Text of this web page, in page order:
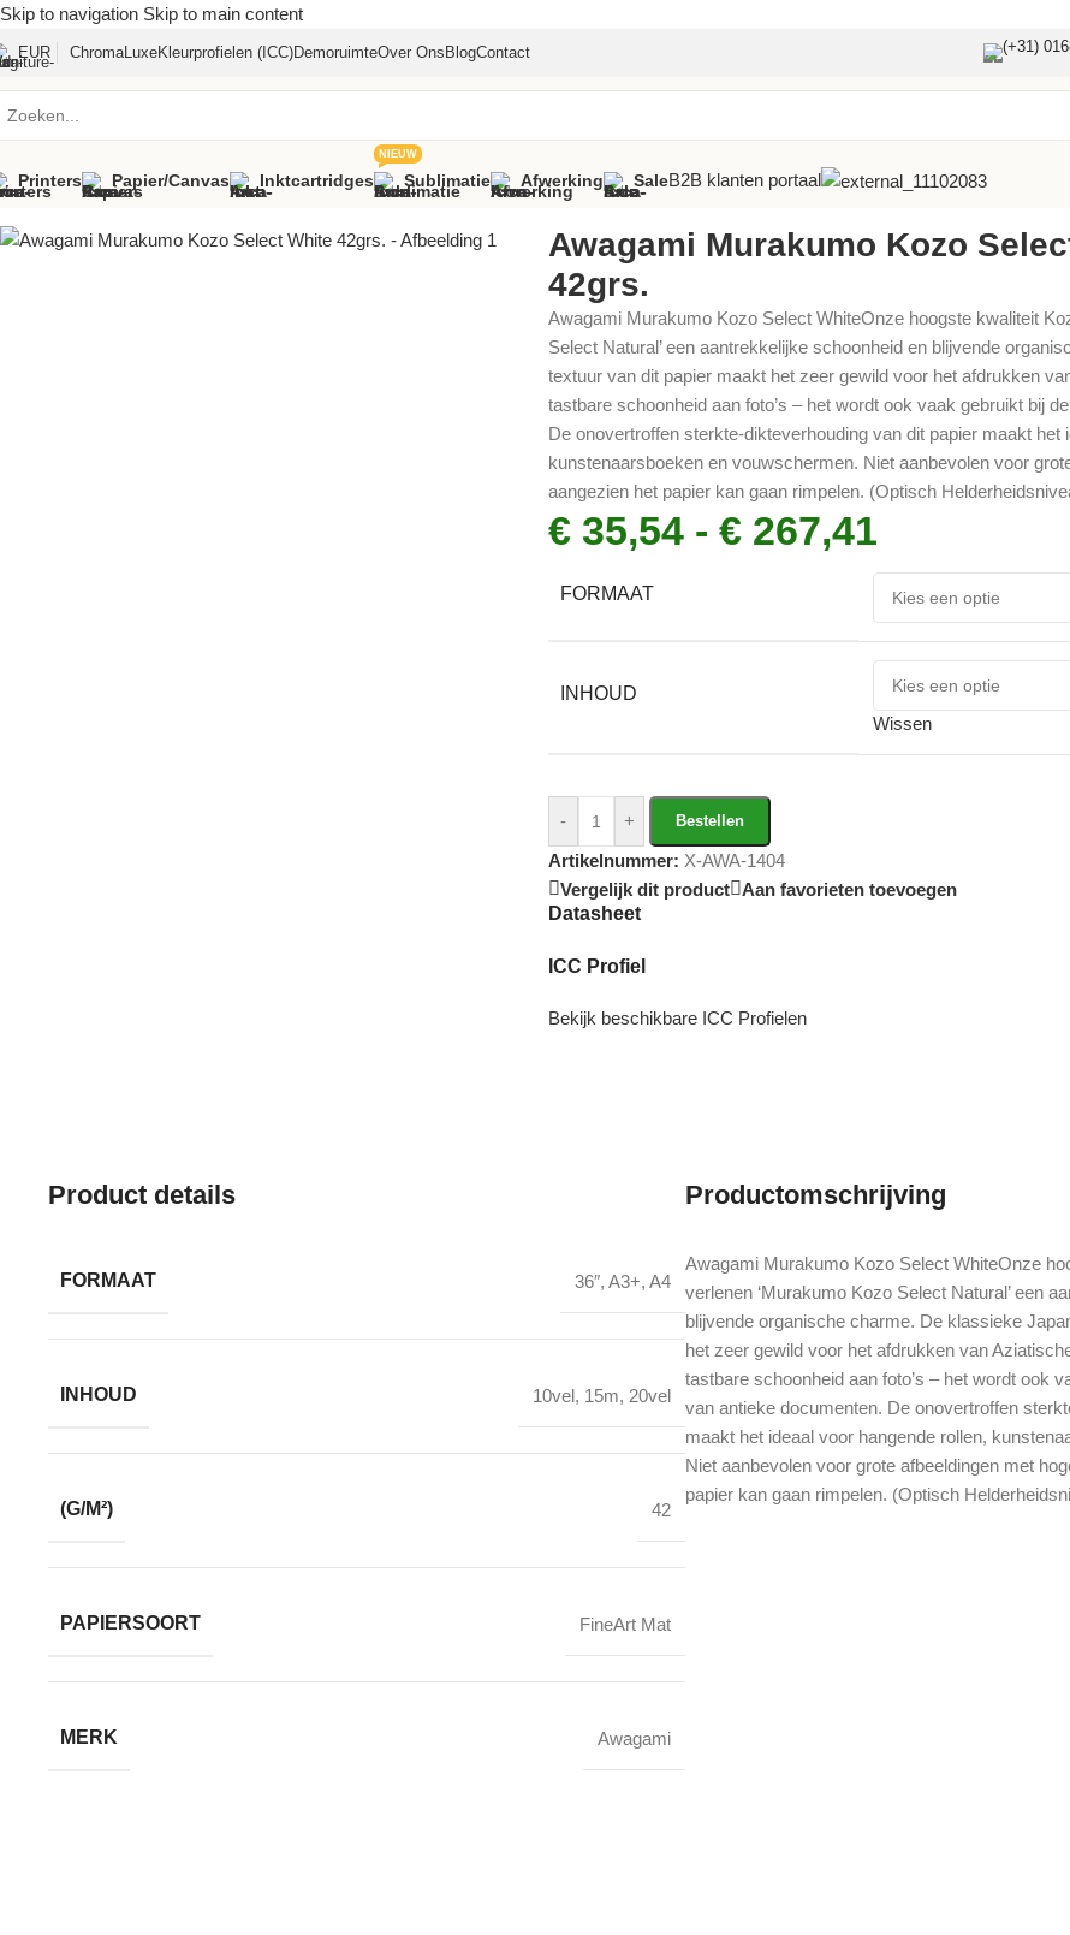
Skip to navigation Skip to main content
EUR ChromaLuxeKleurprofielen (ICC)DemoruimteOver Ons BlogContact (+31)
Printers Papier/canvas Inktcartridges Sublimatie
NIEUW
Afwerking SaleB2B klanten portaal
Home» Assortiment Awagami Murakumo Kozo Select White 42grs.
Awagami Murakumo Kozo
42grs.
Awagami Murakumo Kozo Select WhiteOnze hoogste kwaliteit
Select Natural’ een aantrekkelijke schoonheid en blijvende
textuur van dit papier maakt het zeer gewild voor het afdrukken
tastbare schoonheid aan foto’s – het wordt ook vaak gebruikt bij
De onovertroffen sterkte-dikteverhouding van dit papier maakt het
kunstenaarsboeken en vouwschermen. Niet aanbevolen voor
aangezien het papier kan gaan rimpelen. (Optisch
€ 35,54 - € 267,41
FORMAAT
INHOUD
Wissen
- + Bestellen
Artikelnummer: X-AWA-1404
Vergelijk dit product Aan favorieten toevoegen
Datasheet
ICC Profiel
Bekijk beschikbare ICC Profielen
Product details
FORMAAT 36″, A3+, A4
INHOUD 10vel, 15m, 20vel
(G/M²) 42
PAPIERSOORT FineArt Mat
MERK Awagami
Productomschrijving
Awagami Murakumo Kozo Select WhiteOnze
verlenen ‘Murakumo Kozo Select Natural’ een
blijvende organische charme. De klassieke
het zeer gewild voor het afdrukken van
tastbare schoonheid aan foto’s – het wordt ook
van antieke documenten. De onovertroffen
maakt het ideaal voor hangende rollen,
Niet aanbevolen voor grote afbeeldingen met
papier kan gaan rimpelen. (Optisch